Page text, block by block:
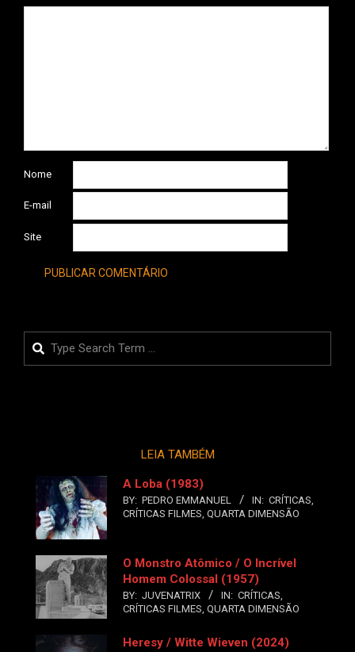
Nome
E-mail
Site
Search
LEIA TAMBÉM
A Loba (1983)
BY: PEDRO EMMANUEL IN: CRÍTICAS,
CRÍTICAS FILMES, QUARTA DIMENSÃO
O Monstro Atômico / O Incrível
Homem Colossal (1957)
BY: JUVENATRIX IN: CRÍTICAS,
CRÍTICAS FILMES, QUARTA DIMENSÃO
Heresy / Witte Wieven (2024)